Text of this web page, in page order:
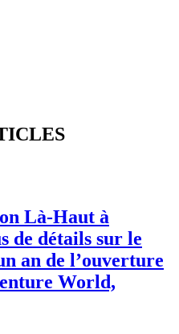
Là-Haut à
de détails sur le
an de l’ouverture
World,